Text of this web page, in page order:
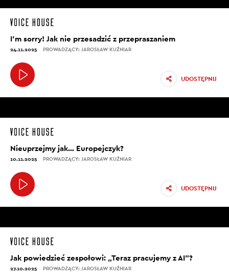
I’m sorry! Jak nie przesadzić z przepraszaniem
24.11.2025 PROWADZĄCY: JAROSŁAW KUŹNIAR
UDOSTĘPNIJ
Nieuprzejmy jak… Europejczyk?
10.11.2025 PROWADZĄCY: JAROSŁAW KUŹNIAR
UDOSTĘPNIJ
Jak powiedzieć zespołowi: „Teraz pracujemy z AI”?
27.10.2025 PROWADZĄCY: JAROSŁAW KUŹNIAR